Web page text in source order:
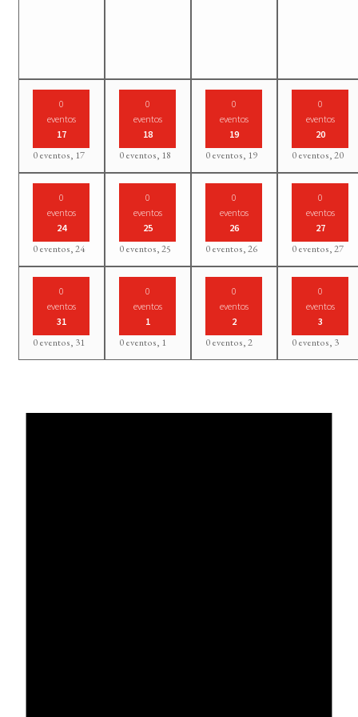
0
eventos
17
0 eventos, 17
0
eventos
18
0 eventos, 18
0
eventos
19
0 eventos, 19
0
eventos
20
0 eventos,20
0
eventos
24
0 eventos,24
0
eventos
25
0 eventos,25
0
eventos
26
0 eventos,26
0
eventos
27
0 eventos,27
0
eventos
31
0 eventos, 31
0
eventos
1
0 eventos, 1
0
eventos
2
0 eventos,2
0
eventos
3
0 eventos, 3